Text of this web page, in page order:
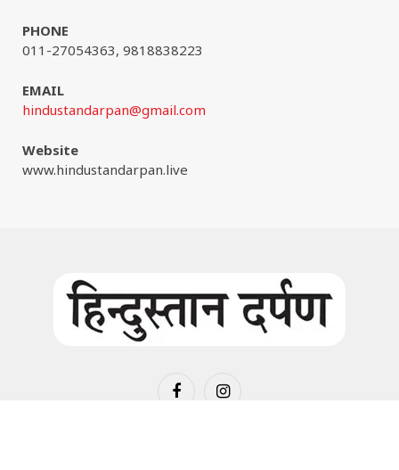
PHONE
011-27054363, 9818838223
EMAIL
hindustandarpan@gmail.com
Website
www.hindustandarpan.live
FacebookInstagram